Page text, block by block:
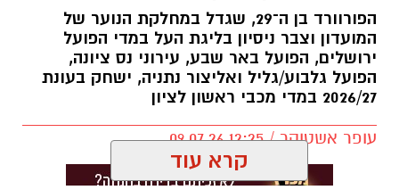
הפורוורד בן ה־29, שגדל במחלקת הנוער של
המועדון וצבר ניסיון בליגת העל במדי הפועל
ירושלים, הפועל באר שבע, עירוני נס ציונה,
הפועל גלבוע/גליל ואליצור נתניה, ישחק בעונת
2026/27 במדי מכבי ראשון לציון
עופר אשטוקר / 12:25 09.07.26
קרא עוד